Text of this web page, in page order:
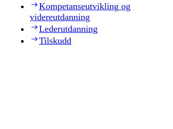
Kompetanseutvikling og
videreutdanning
Lederutdanning
Tilskudd